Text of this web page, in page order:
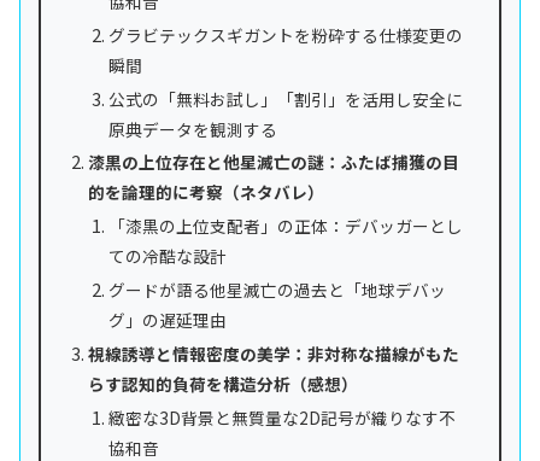
グラビテックスギガントを粉砕する仕様変更の
瞬間
公式の「無料お試し」「割引」を活用し安全に
原典データを観測する
漆黒の上位存在と他星滅亡の謎：ふたば捕獲の目
的を論理的に考察（ネタバレ）
「漆黒の上位支配者」の正体：デバッガーとし
ての冷酷な設計
グードが語る他星滅亡の過去と「地球デバッ
グ」の遅延理由
視線誘導と情報密度の美学：非対称な描線がもた
らす認知的負荷を構造分析（感想）
緻密な3D背景と無質量な2D記号が織りなす不
協和音